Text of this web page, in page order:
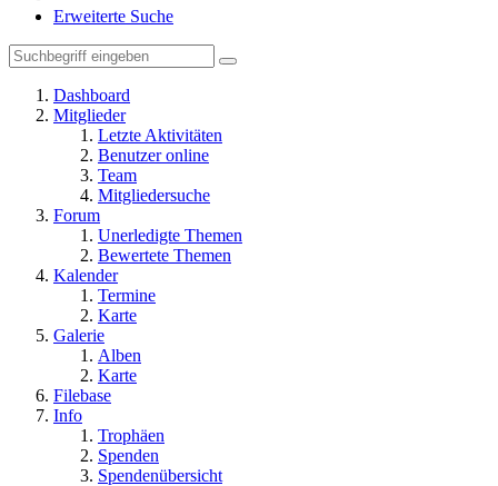
Erweiterte Suche
Dashboard
Mitglieder
Letzte Aktivitäten
Benutzer online
Team
Mitgliedersuche
Forum
Unerledigte Themen
Bewertete Themen
Kalender
Termine
Karte
Galerie
Alben
Karte
Filebase
Info
Trophäen
Spenden
Spendenübersicht